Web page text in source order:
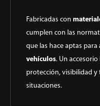
Fabricadas con
cumplen con las
que las hace aptas para
vehículos. Un
protección, visibilidad
situaciones.